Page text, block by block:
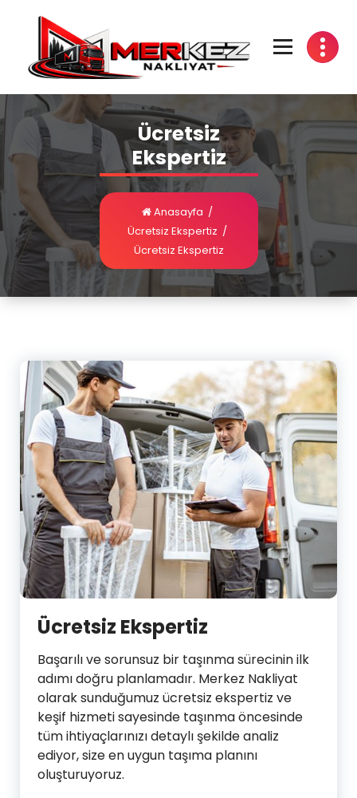
Ücretsiz
Ekspertiz
Anasayfa /
Ücretsiz Ekspertiz /
Ücretsiz Ekspertiz
Ücretsiz Ekspertiz
Başarılı ve sorunsuz bir taşınma sürecinin ilk
adımı doğru planlamadır. Merkez Nakliyat
olarak sunduğumuz ücretsiz ekspertiz ve
keşif hizmeti sayesinde taşınma öncesinde
tüm ihtiyaçlarınızı detaylı şekilde analiz
ediyor, size en uygun taşıma planını
oluşturuyoruz.